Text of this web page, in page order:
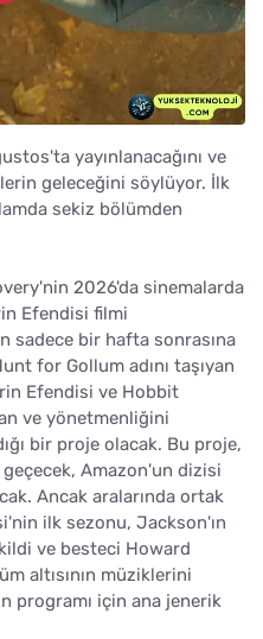
yayınlanacağını ve
geleceğini söylüyor. İlk
sekiz bölümden
2026'da sinemalarda
Efendisi filmi
sadece bir hafta sonrasına
for Gollum adını taşıyan
Efendisi ve Hobbit
ve yönetmenliğini
bir proje olacak. Bu proje,
Amazon'un dizisi
Ancak aralarında ortak
ilk sezonu, Jackson'ın
ve besteci Howard
altısının müziklerini
programı için ana jenerik